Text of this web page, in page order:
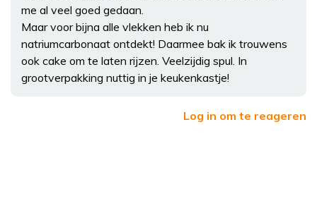
me al veel goed gedaan.
Maar voor bijna alle vlekken heb ik nu
natriumcarbonaat ontdekt! Daarmee bak ik trouwens
ook cake om te laten rijzen. Veelzijdig spul. In
grootverpakking nuttig in je keukenkastje!
Log in om te reageren